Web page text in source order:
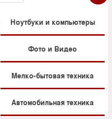
Ноутбуки и компьютеры
Фото и Видео
Мелко-бытовая техника
Автомобильная техника